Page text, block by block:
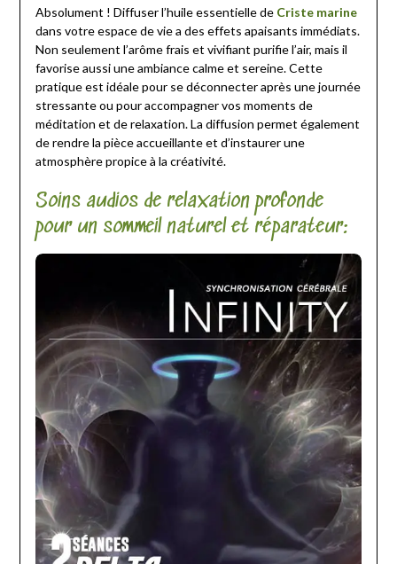
Absolument ! Diffuser l’huile essentielle de Criste marine
dans votre espace de vie a des effets apaisants immédiats.
Non seulement l’arôme frais et vivifiant purifie l’air, mais il
favorise aussi une ambiance calme et sereine. Cette
pratique est idéale pour se déconnecter après une journée
stressante ou pour accompagner vos moments de
méditation et de relaxation. La diffusion permet également
de rendre la pièce accueillante et d’instaurer une
atmosphère propice à la créativité.
Soins audios de relaxation profonde
pour un sommeil naturel et réparateur: